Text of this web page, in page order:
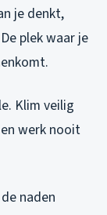
je denkt,
plek waar je
Klim veilig
werk nooit
naden